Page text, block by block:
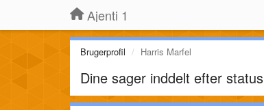
Ajenti 1
Brugerprofil Harris Marfel
Dine sager inddelt efter status